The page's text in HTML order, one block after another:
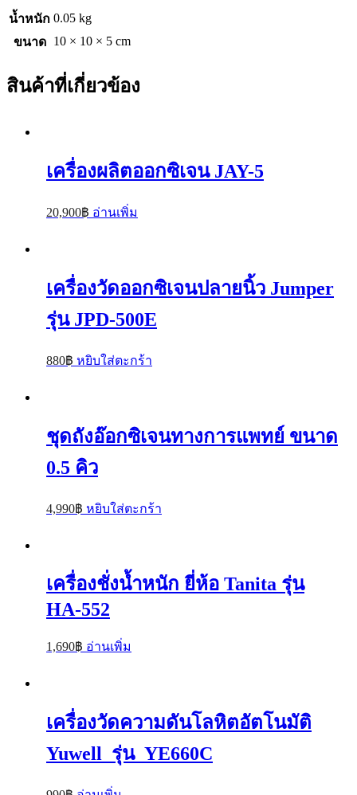
น้ำหนัก 0.05 kg
ขนาด
10 × 10 × 5 cm
สินค้าที่เกี่ยวข้อง
เครื่องผลิตออกซิเจน JAY-5
20,900฿ อ่านเพิ่ม
เครื่องวัดออกซิเจนปลายนิ้ว Jumper
รุ่น JPD-500E
880฿ หยิบใส่ตะกร้า
ชุดถังอ๊อกซิเจนทางการแพทย์ ขนาด
0.5 คิว
4,990฿ หยิบใส่ตะกร้า
เครื่องชั่งน้ำหนัก ยี่ห้อ Tanita รุ่น
HA-552
1,690฿ อ่านเพิ่ม
เครื่องวัดความดันโลหิตอัตโนมัติ
Yuwell รุ่น YE660C